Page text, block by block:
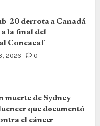
20 derrota a Canadá
la final del
Concacaf
2026 0
muerte de Sydney
que documentó
el cáncer